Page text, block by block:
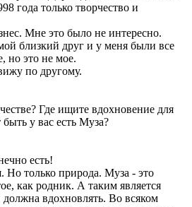
года только творчество и
Мне это было не интересно.
близкий друг и у меня были все
но это не мое.
по другому.
Где ищите вдохновение для
у вас есть Муза?
есть!
Но только природа. Муза - это
как родник. А таким является
должна вдохновлять. Во всяком